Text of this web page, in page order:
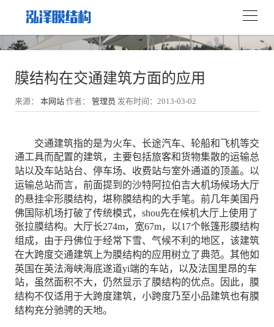
膜结构在交通建筑方面的应用
来源： 本网站 作者： 管理员 发布时间：2013-03-02
交通建筑指的是为火车、长途汽车、轮船和飞机等交
通工具而配置的建筑，主要包括旅客和货物集散的运输总
站以及车站站台、停车场、收费站与室外通道的顶盖。以
运输总站而言，前面提到的沙特阿拉伯吉大机场候场大厅
的悬挂伞形膜结构，堪称膜结构的大手笔。前几年美国丹
佛国际机场打破了传统模式，shou先在候机大厅上使用了
张拉膜结构。大厅长274m，宽67m，以17个帐篷形膜结构
组成，由于丹佛位于经常下雪、气候不利的地区，该建筑
在大跨度交通建筑上为膜结构的应用树立了典范。其他如
英国在英法海峡海底遂道yi端的车站，以及法国里昂的车
站，虽然面积不大，仍然显示了膜结构的优点。因此，膜
结构不仅适用于大跨度建筑，小跨度乃至小品建筑也有膜
结构充分驰骋的天地。